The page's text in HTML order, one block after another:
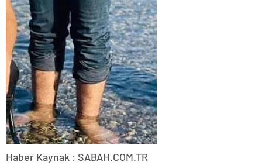
Haber Kaynak : SABAH.COM.TR